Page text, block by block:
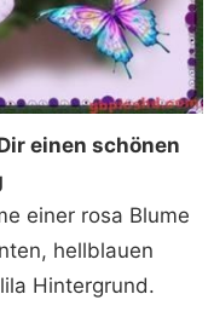
einen schönen
einer rosa Blume
hellblauen
Hintergrund.